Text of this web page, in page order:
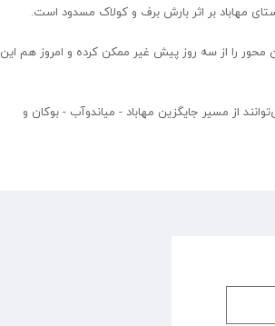
محور را از سه روز پیش غیر ممکن کرده و امروز هم این
از مسیر جایگزین مهاباد - میاندوآب - بوکان و